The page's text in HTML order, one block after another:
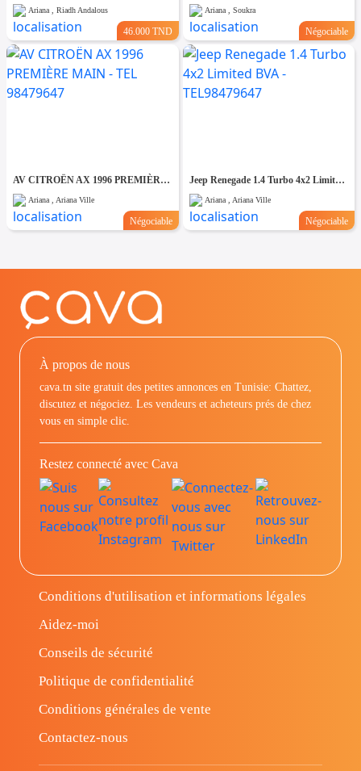
Ariana , Riadh Andalous
46.000 TND
Ariana , Soukra
Négociable
AV CITROËN AX 1996 PREMIÈRE MAIN - TEL 98479647
Ariana , Ariana Ville
Négociable
Jeep Renegade 1.4 Turbo 4x2 Limited BVA - TEL98479647
Ariana , Ariana Ville
Négociable
À propos de nous
cava.tn site gratuit des petites annonces en Tunisie: Chattez,
discutez et négociez. Les vendeurs et acheteurs prés de chez
vous en simple clic.
Restez connecté avec Cava
Conditions d'utilisation et informations légales
Aidez-moi
Conseils de sécurité
Politique de confidentialité
Conditions générales de vente
Contactez-nous